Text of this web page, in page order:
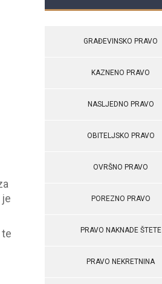
GRAĐEVINSKO PRAVO
KAZNENO PRAVO
NASLJEDNO PRAVO
OBITELJSKO PRAVO
OVRŠNO PRAVO
POREZNO PRAVO
PRAVO NAKNADE ŠTETE
PRAVO NEKRETNINA